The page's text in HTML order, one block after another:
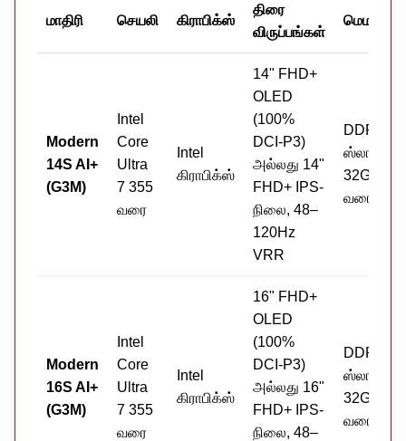
மாதிரி செயலி கிராபிக்ஸ்
திரை
விருப்பங்கள்
மெமரி
Modern
14S AI+
(G3M)
Intel
Core
Ultra
7 355
வரை
Intel
கிராபிக்ஸ்
14" FHD+
OLED
(100%
DCI-P3)
அல்லது 14"
FHD+ IPS-
நிலை, 48–
120Hz
VRR
DDR5, 2
ஸ்லாட்கள்,
32GB
வரை
Modern
16S AI+
(G3M)
Intel
Core
Ultra
7 355
வரை
Intel
கிராபிக்ஸ்
16" FHD+
OLED
(100%
DCI-P3)
அல்லது 16"
FHD+ IPS-
நிலை, 48–
DDR5, 2
ஸ்லாட்கள்,
32GB
வரை